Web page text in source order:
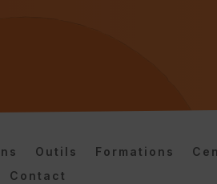
Outils Formations
Contact